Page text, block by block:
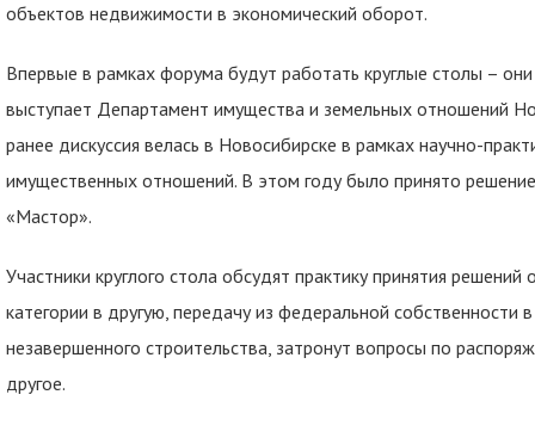
объектов недвижимости в экономический оборот.
Впервые в рамках форума будут работать круглые столы –
выступает Департамент имущества и земельных отношений
ранее дискуссия велась в Новосибирске в рамках научно-
имущественных отношений. В этом году было принято
«Мастор».
Участники круглого стола обсудят практику принятия
категории в другую, передачу из федеральной собственности
незавершенного строительства, затронут вопросы по
другое.